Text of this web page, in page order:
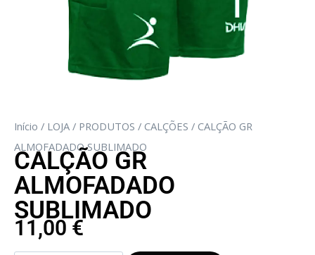
Início / LOJA / PRODUTOS / CALÇÕES / CALÇÃO GR
ALMOFADADO SUBLIMADO
CALÇÃO GR
ALMOFADADO
SUBLIMADO
11,00 €